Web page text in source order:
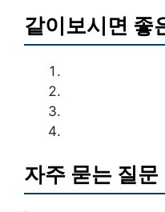
같이보시면 좋
자주 묻는 질문